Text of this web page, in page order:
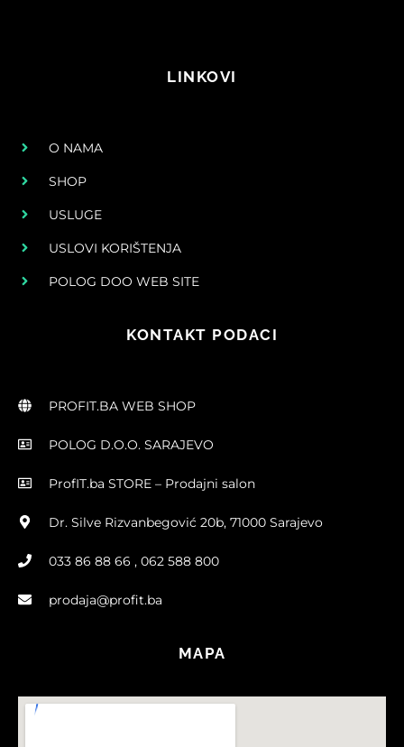
LINKOVI
O NAMA
SHOP
USLUGE
USLOVI KORIŠTENJA
POLOG DOO WEB SITE
KONTAKT PODACI
PROFIT.BA WEB SHOP
POLOG D.O.O. SARAJEVO
ProfIT.ba STORE – Prodajni salon
Dr. Silve Rizvanbegović 20b, 71000 Sarajevo
033 86 88 66 , 062 588 800
prodaja@profit.ba
MAPA